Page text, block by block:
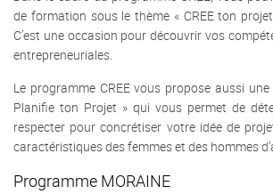
de formation sous le thème « CREE ton
C’est une occasion pour découvrir vos
entrepreneuriales.
Le programme CREE vous propose aussi
Planifie ton Projet » qui vous permet de
respecter pour concrétiser votre idée de
caractéristiques des femmes et des hommes
Programme MORAINE